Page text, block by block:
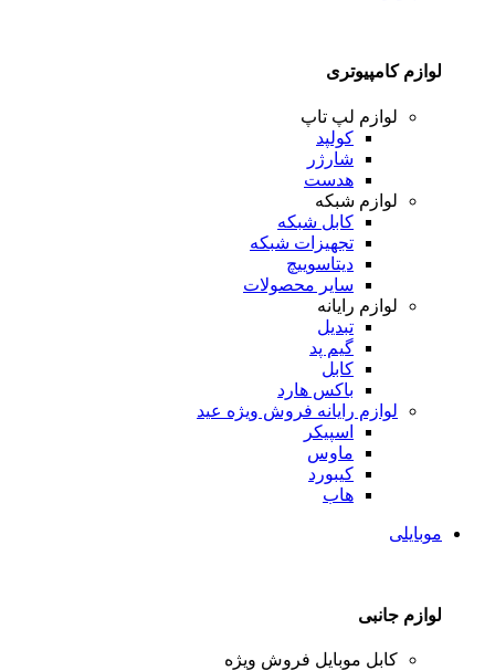
لوازم کامپیوتری
لوازم لپ تاپ
کولپد
شارژر
هدست
لوازم شبکه
کابل شبکه
تجهیزات شبکه
دیتاسوییچ
سایر محصولات
لوازم رایانه
تبدیل
گیم پد
کابل
باکس هارد
لوازم رایانه فروش ویژه عید
اسپیکر
ماوس
کیبورد
هاب
موبایلی
لوازم جانبی
کابل موبایل فروش ویژه